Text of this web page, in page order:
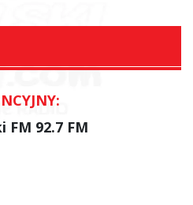
FM 92.7 FM